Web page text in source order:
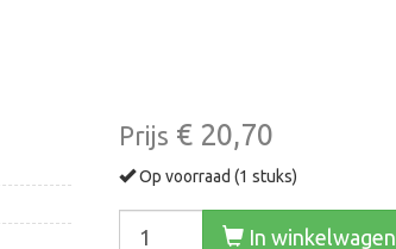
Prijs € 20,70
Op voorraad (1 stuks)
In winkelwagen